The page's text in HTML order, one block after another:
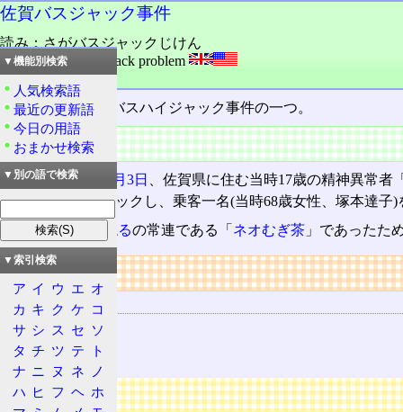
佐賀バスジャック事件
読み：さがバスジャックじけん
外語：Saga Bus hijack problem
品詞：名詞
佐賀県で起きたバスハイジャック事件の一つ。
特徴
2000(平成12)年 5月3日
、佐賀県に住む当時17歳の精神異常
かくす号」をジャックし、乗客一名(当時68歳女性、塚本達子
犯人が2ちゃんねるの常連である「 ネオむぎ茶 」であったた
リンク
関連する用語
ネオむぎ茶
2ちゃんねる
広告
▼機能別検索
人気検索語
最近の更新語
今日の用語
おまかせ検索
▼別の語で検索
▼索引検索
ア イ ウ エ オ
カ キ ク ケ コ
サ シ ス セ ソ
タ チ ツ テ
ト
ナ ニ ヌ ネ
ノ
ハ ヒ フ ヘ ホ